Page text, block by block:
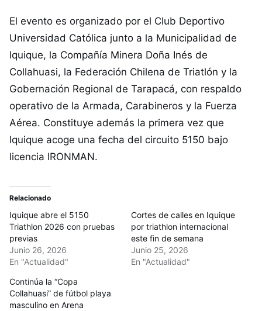
El evento es organizado por el Club Deportivo
Universidad Católica junto a la Municipalidad de
Iquique, la Compañía Minera Doña Inés de
Collahuasi, la Federación Chilena de Triatlón y la
Gobernación Regional de Tarapacá, con respaldo
operativo de la Armada, Carabineros y la Fuerza
Aérea. Constituye además la primera vez que
Iquique acoge una fecha del circuito 5150 bajo
licencia IRONMAN.
Relacionado
Iquique abre el 5150
Triathlon 2026 con pruebas
previas
Junio 26, 2026
En "Actualidad"
Cortes de calles en Iquique
por triathlon internacional
este fin de semana
Junio 25, 2026
En "Actualidad"
Continúa la “Copa
Collahuasi” de fútbol playa
masculino en Arena